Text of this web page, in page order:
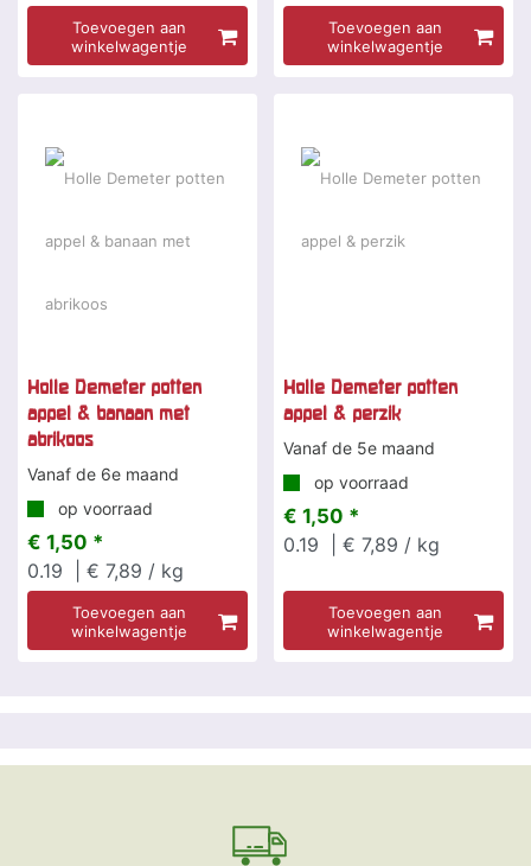
Toevoegen aan
winkelwagentje
Toevoegen aan
winkelwagentje
Holle Demeter potten
appel & banaan met
abrikoos
Vanaf de 6e maand
op voorraad
€ 1,50 *
0.19
| € 7,89 / kg
Toevoegen aan
winkelwagentje
Holle Demeter potten
appel & perzik
Vanaf de 5e maand
op voorraad
€ 1,50 *
0.19
| € 7,89 / kg
Toevoegen aan
winkelwagentje